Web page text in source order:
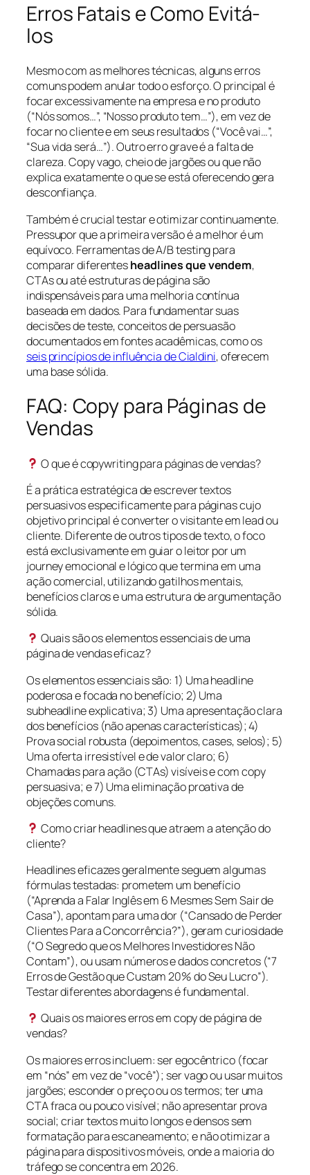
Erros Fatais e Como Evitá-
los
Mesmo com as melhores técnicas, alguns erros
comuns podem anular todo o esforço. O principal é
focar excessivamente na empresa e no produto
(“Nós somos…”, “Nosso produto tem…”), em vez de
focar no cliente e em seus resultados (“Você vai…”,
“Sua vida será…”). Outro erro grave é a falta de
clareza. Copy vago, cheio de jargões ou que não
explica exatamente o que se está oferecendo gera
desconfiança.
Também é crucial testar e otimizar continuamente.
Pressupor que a primeira versão é a melhor é um
equívoco. Ferramentas de A/B testing para
comparar diferentesheadlines que vendem,
CTAs ou até estruturas de página são
indispensáveis para uma melhoria contínua
baseada em dados. Para fundamentar suas
decisões de teste, conceitos de persuasão
documentados em fontes acadêmicas, como os
seis princípios de influência de Cialdini, oferecem
uma base sólida.
FAQ: Copy para Páginas de
Vendas
O que é copywriting para páginas de vendas?
É a prática estratégica de escrever textos
persuasivos especificamente para páginas cujo
objetivo principal é converter o visitante em lead ou
cliente. Diferente de outros tipos de texto, o foco
está exclusivamente em guiar o leitor por um
journey emocional e lógico que termina em uma
ação comercial, utilizando gatilhos mentais,
benefícios claros e uma estrutura de argumentação
sólida.
Quais são os elementos essenciais de uma
página de vendas eficaz?
Os elementos essenciais são: 1) Uma headline
poderosa e focada no benefício; 2) Uma
subheadline explicativa; 3) Uma apresentação clara
dos benefícios (não apenas características); 4)
Prova social robusta (depoimentos, cases, selos); 5)
Uma oferta irresistível e de valor claro; 6)
Chamadas para ação (CTAs) visíveis e com copy
persuasiva; e 7) Uma eliminação proativa de
objeções comuns.
Como criar headlines que atraem a atenção do
cliente?
Headlines eficazes geralmente seguem algumas
fórmulas testadas: prometem um benefício
(“Aprenda a Falar Inglês em 6 Mesmes Sem Sair de
Casa”), apontam para uma dor (“Cansado de Perder
Clientes Para a Concorrência?”), geram curiosidade
(“O Segredo que os Melhores Investidores Não
Contam”), ou usam números e dados concretos (“7
Erros de Gestão que Custam 20% do Seu Lucro”).
Testar diferentes abordagens é fundamental.
Quais os maiores erros em copy de página de
vendas?
Os maiores erros incluem: ser egocêntrico (focar
em “nós” em vez de “você”); ser vago ou usar muitos
jargões; esconder o preço ou os termos; ter uma
CTA fraca ou pouco visível; não apresentar prova
social; criar textos muito longos e densos sem
formatação para escaneamento; e não otimizar a
página para dispositivos móveis, onde a maioria do
tráfego se concentra em 2026.